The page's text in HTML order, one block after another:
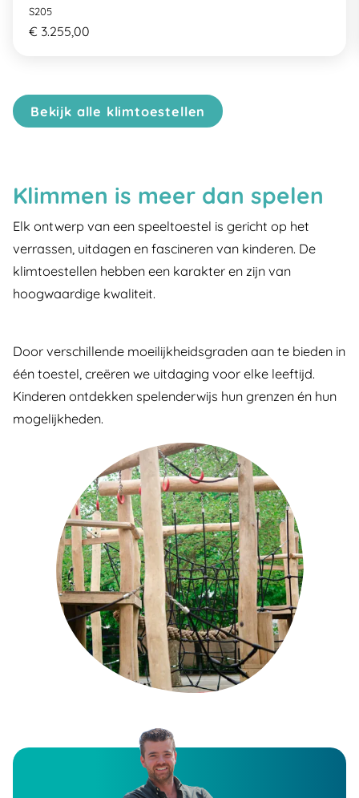
S205
€ 3.255,00
Bekijk alle klimtoestellen
Klimmen is meer dan spelen
Elk ontwerp van een speeltoestel is gericht op het
verrassen, uitdagen en fascineren van kinderen. De
klimtoestellen hebben een karakter en zijn van
hoogwaardige kwaliteit.
Door verschillende moeilijkheidsgraden aan te bieden in
één toestel, creëren we uitdaging voor elke leeftijd.
Kinderen ontdekken spelenderwijs hun grenzen én hun
mogelijkheden.